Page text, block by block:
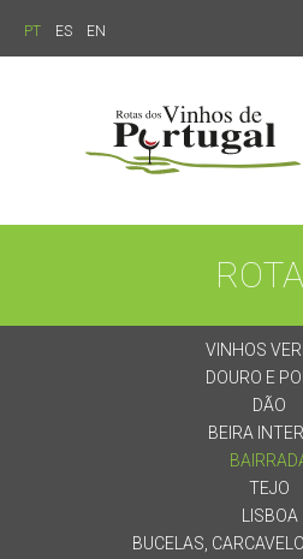
PT ES EN
VINHOS
DOURO E
DÃO
BEIRA
TEJO
LISBOA
BUCELAS,